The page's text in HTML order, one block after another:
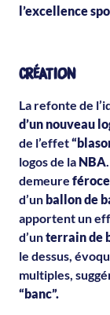
l’excellence
CRÉATION
La refonte de
d’un nouveau
de l’effet
logos de la NBA
demeure féroce
d’un ballon de
apportent un
d’unterrain de
le dessus,
multiples,
“banc”.